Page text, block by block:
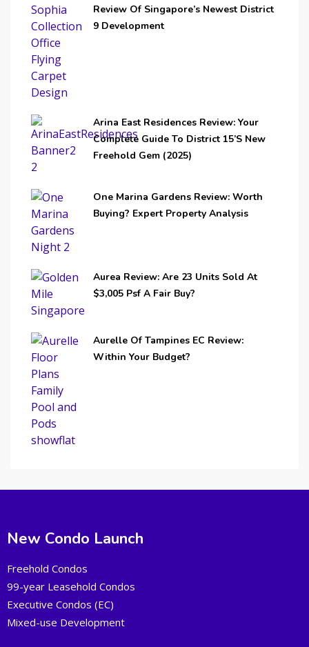
Review Of Singapore’s Newest District
9 Development
Arina East Residences Review: Your
Complete Guide To District 15’s New
Freehold Gem (2025)
One Marina Gardens Review: Worth
Buying? Expert Property Analysis
Aurea Review: Are 23 Units Sold At
$3,005 Psf A Fair Buy?
Aurelle Of Tampines EC Review:
Within Your Budget?
New Condo Launch
Freehold Condos
99-year Leasehold Condos
Executive Condos (EC)
Mixed-use Development